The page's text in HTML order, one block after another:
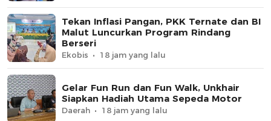
Tekan Inflasi Pangan, PKK Ternate dan BI
Malut Luncurkan Program Rindang
Berseri
Ekobis 18 jam yang lalu
Gelar Fun Run dan Fun Walk, Unkhair
Siapkan Hadiah Utama Sepeda Motor
Daerah 18 jam yang lalu